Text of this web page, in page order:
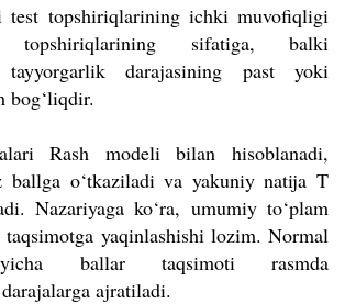
test topshiriqlarining ichki muvofiqligi
sifatiga, balki
tayyorgarlik darajasining past yoki
bog‘liqdir.
Rash modeli bilan hisoblanadi,
ballga o‘tkaziladi va yakuniy natija T
Nazariyaga ko‘ra, umumiy to‘plam
yaqinlashishi lozim. Normal
ballar taqsimoti rasmda
ajratiladi.